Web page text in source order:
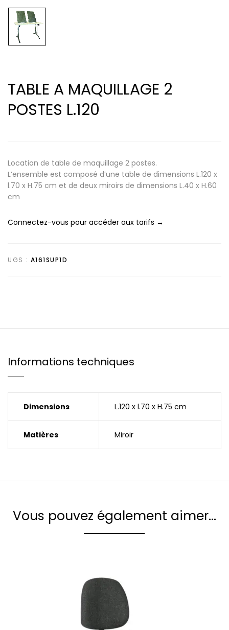
TABLE A MAQUILLAGE 2
POSTES L.120
Location de table de maquillage 2 postes.
L’ensemble est composé d’une table de dimensions L.120 x
l.70 x H.75 cm et de deux miroirs de dimensions L.40 x H.60
cm
Connectez-vous pour accéder aux tarifs →
UGS : A161SUP1D
Informations techniques
Dimensions L.120 x l.70 x H.75 cm
Matières Miroir
Vous pouvez également aimer…